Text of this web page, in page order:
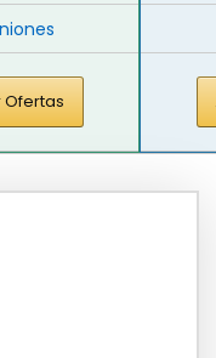
Ofertas